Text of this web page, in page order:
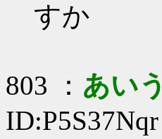
すか
803 ： あい
ID:P5S37Nqr